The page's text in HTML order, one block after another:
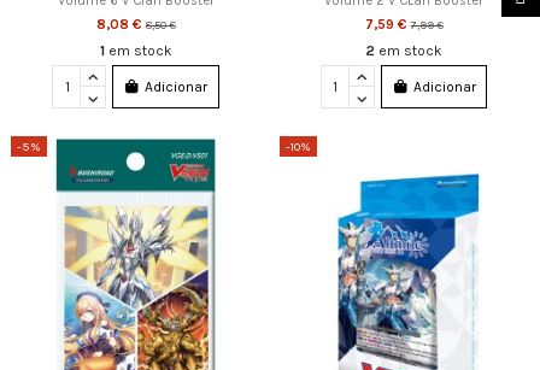
8,08 €8,50 €
1 em stock
Adicionar
7,59 €7,99 €
2 em stock
Adicionar
-5% -10%